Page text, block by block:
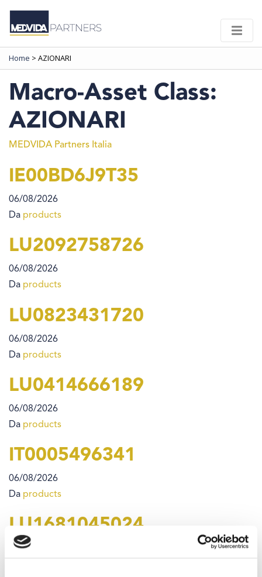
Home > AZIONARI
Macro-Asset Class:
AZIONARI
MEDVIDA Partners Italia
IE00BD6J9T35
06/08/2026
Da products
LU2092758726
06/08/2026
Da products
LU0823431720
06/08/2026
Da products
LU0414666189
06/08/2026
Da products
IT0005496341
06/08/2026
Da products
LU1681045024
06/08/2026